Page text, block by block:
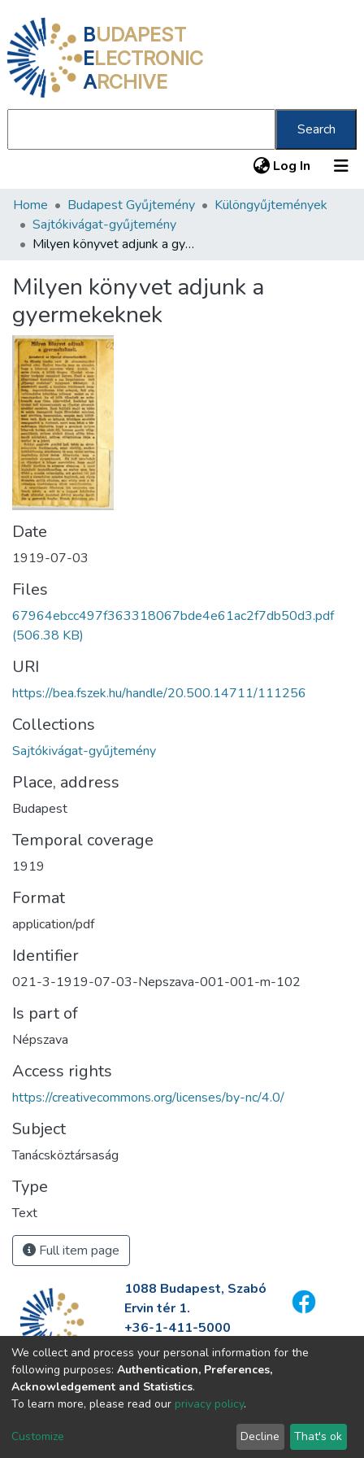
BUDAPEST
ELECTRONIC
ARCHIVE
Search
Log In (current)
Communities & Collections
All of DSpace
About us
Home Budapest Gyűjtemény
Különgyűjtemények
Sajtókivágat-gyűjtemény
Milyen könyvet adjunk a gyermekeknek
Milyen könyvet adjunk a
gyermekeknek
Date
1919-07-03
Files
67964ebcc497f363318067bde4e61ac2f7db50d3.pdf
(506.38 KB)
URI
https://bea.fszek.hu/handle/20.500.14711/111256
Collections
Sajtókivágat-gyűjtemény
Place, address
Budapest
Temporal coverage
1919
Format
application/pdf
Identifier
021-3-1919-07-03-Nepszava-001-001-m-102
Is part of
Népszava
Access rights
https://creativecommons.org/licenses/by-nc/4.0/
Subject
Tanácsköztársaság
Type
Text
Full item page
1088 Budapest, Szabó
Ervin tér 1.
+36-1-411-5000
info@fszek.hu
https://fszek.hu
We collect and process your personal information for the
following purposes: Authentication, Preferences,
Acknowledgement and Statistics.
To learn more, please read our privacy policy.
Customize Decline That's ok